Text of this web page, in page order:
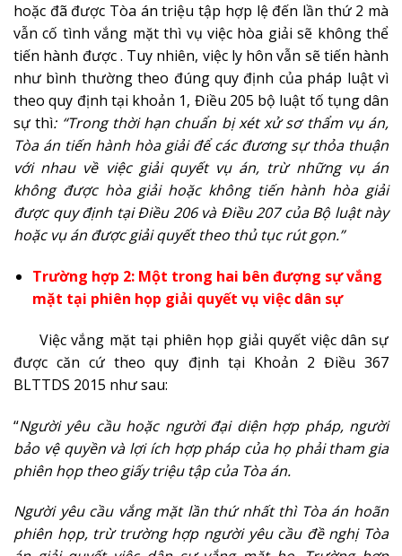
hoặc đã được Tòa án triệu tập hợp lệ đến lần thứ 2 mà
vẫn cố tình vắng mặt thì vụ việc hòa giải sẽ không thể
tiến hành được . Tuy nhiên, việc ly hôn vẫn sẽ tiến hành
như bình thường theo đúng quy định của pháp luật vì
theo quy định tại khoản 1, Điều 205 bộ luật tố tụng dân
sự thì: “Trong thời hạn chuẩn bị xét xử sơ thẩm vụ án,
Tòa án tiến hành hòa giải để các đương sự thỏa thuận
với nhau về việc giải quyết vụ án, trừ những vụ án
không được hòa giải hoặc không tiến hành hòa giải
được quy định tại Điều 206 và Điều 207 của Bộ luật này
hoặc vụ án được giải quyết theo thủ tục rút gọn.”
Trường hợp 2: Một trong hai bên đượng sự vắng
mặt tại phiên họp giải quyết vụ việc dân sự
Việc vắng mặt tại phiên họp giải quyết việc dân sự
được căn cứ theo quy định tại Khoản 2 Điều 367
BLTTDS 2015 như sau:
“Người yêu cầu hoặc người đại diện hợp pháp, người
bảo vệ quyền và lợi ích hợp pháp của họ phải tham gia
phiên họp theo giấy triệu tập của Tòa án.
Người yêu cầu vắng mặt lần thứ nhất thì Tòa án hoãn
phiên họp, trừ trường hợp người yêu cầu đề nghị Tòa